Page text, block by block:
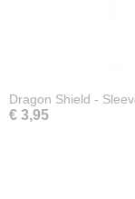
Dragon Shield -
€ 3,95